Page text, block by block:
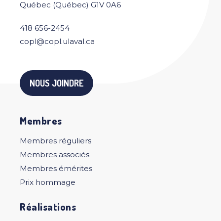
Québec (Québec) G1V 0A6
418 656-2454
copl@copl.ulaval.ca
NOUS JOINDRE
Membres
Membres réguliers
Membres associés
Membres émérites
Prix hommage
Réalisations